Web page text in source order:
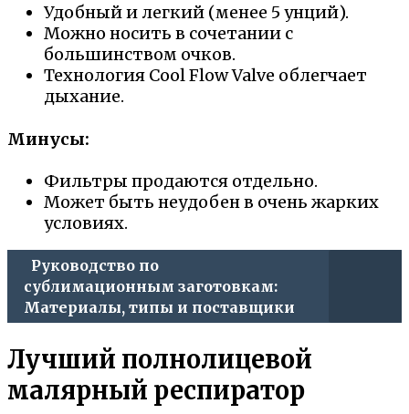
Удобный и легкий (менее 5 унций).
Можно носить в сочетании с
большинством очков.
Технология Cool Flow Valve облегчает
дыхание.
Минусы:
Фильтры продаются отдельно.
Может быть неудобен в очень жарких
условиях.
Руководство по
сублимационным заготовкам:
Материалы, типы и поставщики
Лучший полнолицевой
малярный респиратор